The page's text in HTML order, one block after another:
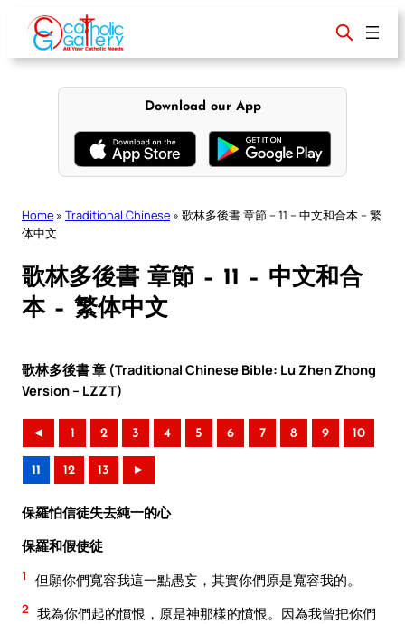
content
Download our App
Home » Traditional Chinese » 歌林多後書 章節 – 11 – 中文和合本 – 繁
体中文
歌林多後書 章節 – 11 – 中文和合
本 – 繁体中文
歌林多後書 章 (Traditional Chinese Bible: Lu Zhen Zhong
Version – LZZT)
◄ 1 2 3 4 5 6 7 8 9 10
11 12 13 ►
保羅怕信徒失去純一的心
保羅和假使徒
1 但願你們寬容我這一點愚妄，其實你們原是寬容我的。
2 我為你們起的憤恨，原是神那樣的憤恨。因為我曾把你們